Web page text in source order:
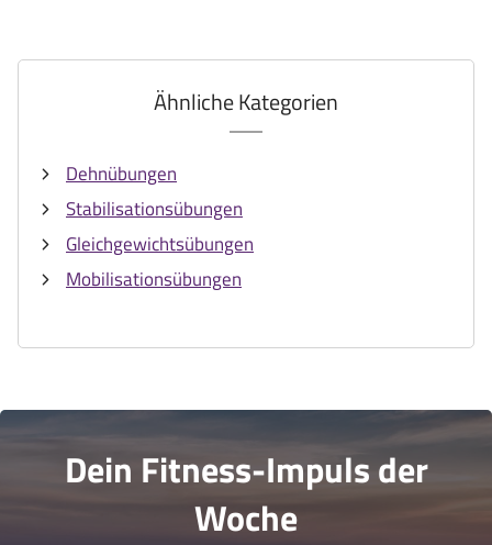
Ähnliche Kategorien
Dehnübungen
Stabilisationsübungen
Gleichgewichtsübungen
Mobilisationsübungen
Dein Fitness-Impuls der
Woche